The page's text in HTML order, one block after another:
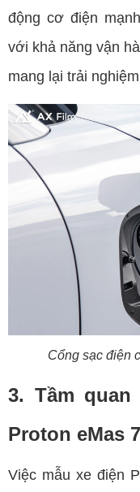
động cơ điện
với khả năng vận
mang lại trải
Cổng sạc điện
3. Tầm
Proton eMas
Việc mẫu xe điện